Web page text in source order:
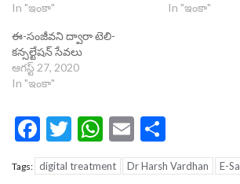
In "ఇంకా"
In "ఇంకా"
ఈ-సంజీవని ద్వారా టెలి-
కన్సల్టేషన్ సేవలు
ఆగస్ట్ 27, 2020
In "ఇంకా"
Facebook
Twitter
WhatsApp
Email
Tags: digital treatment Dr Harsh Vardhan E-